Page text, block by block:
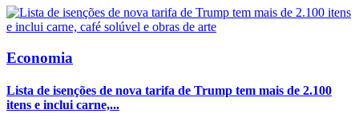
Economia
Lista de isenções de nova tarifa de Trump tem mais de 2.100
itens e inclui carne,...